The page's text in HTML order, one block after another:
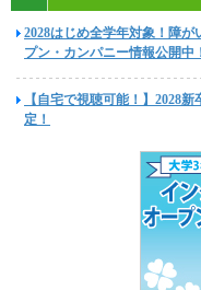
2028はじめ全学年対象！障
プン・カンパニー情報公開中！
【自宅で視聴可能！】2028
定！